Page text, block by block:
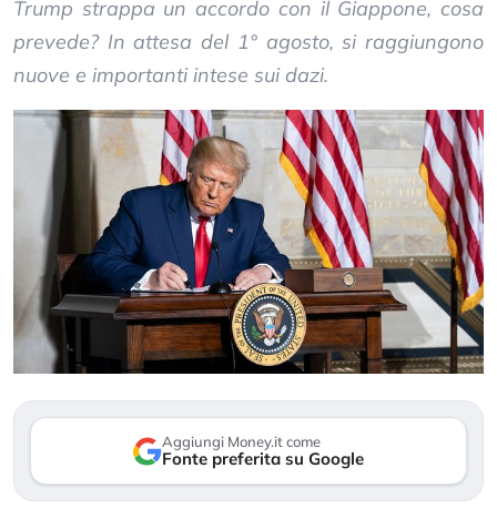
Trump strappa un accordo con il Giappone, cosa
prevede? In attesa del 1° agosto, si raggiungono
nuove e importanti intese sui dazi.
Aggiungi Money.it come
Fonte preferita su Google